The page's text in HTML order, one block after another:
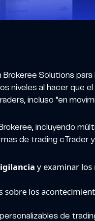
Solutions para
niveles al hacer que
incluso “en
incluyendo
de trading cTrader
y examinar los
sobre los
de